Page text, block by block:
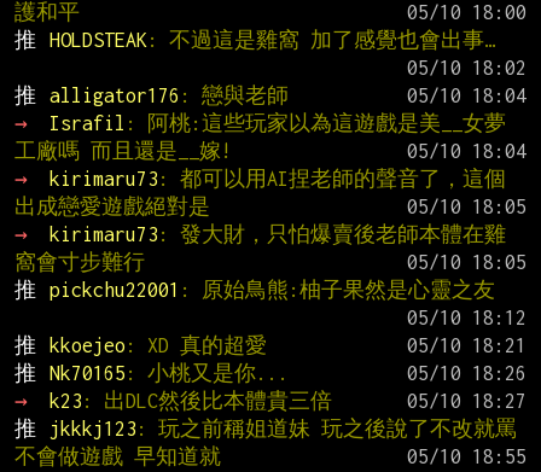
護和平
推
HOLDSTEAK : 不過這是雞窩 加了感覺也會出事…
推
alligator176 : 戀與老師
→
Israfil : 阿桃:這些玩家以為這遊戲是美__女夢
工廠嗎 而且還是__嫁!
→
kirimaru73 : 都可以用AI捏老師的聲音了，這個
出成戀愛遊戲絕對是
→
kirimaru73 : 發大財，只怕爆賣後老師本體在雞
窩會寸步難行
推
pickchu22001 : 原始鳥熊:柚子果然是心靈之友
推
kkoejeo : XD 真的超愛
推
Nk70165 : 小桃又是你...
→
k23 : 出DLC然後比本體貴三倍
推
jkkkj123 : 玩之前稱姐道妹 玩之後說了不改就罵
不會做遊戲 早知道就